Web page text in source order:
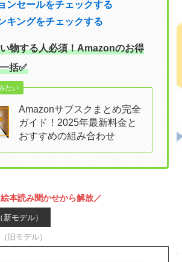
ンセールをチェックする
キングをチェックする
物する人必須！Amazonのお得
括✅
たい
Amazonサブスクまとめ完全
ガイド！2025年最新料金と
おすすめの組み合わせ
本読み聞かせから解放／
モデル）
旧モデル）